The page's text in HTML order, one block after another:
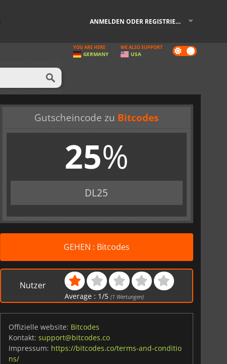
ANMELDEN ODER REGISTRIEREN
Dark
mode
YOU ARE HERE
GERMANY
WE ALSO SUPPORT
USA
Gutscheincode zu Bitcodes
25%
DL25
GEHEN : Bitcodes
Nutzer
Average : 1/5 (1 Wertungen)
Offizielle website: Bitcodes
Kontakt: support@bitcodes.co
Impressum: https://bitcodes.co/terms-and-conditio
ns/